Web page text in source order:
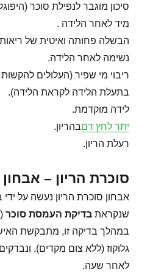
סיכון מוגבר לנפילת סוכר
מיד לאחר הלידה .
הבשלה פחותה ואיטית של
נשימה לאחר הלידה.
ריבוי מי שפיר (העלולים
בתעלת הלידה לקראת הלידה).
לידה מוקדמת.
יתר לחץ דםבהריון.
רעלת הריון.
סוכרת הריון – אבחון
אבחון סוכרת הריון נעשה על
שנקראתבדיקת העמסת סוכר
גלוקוז (ללא צום מקדים),
לאחר שעה.